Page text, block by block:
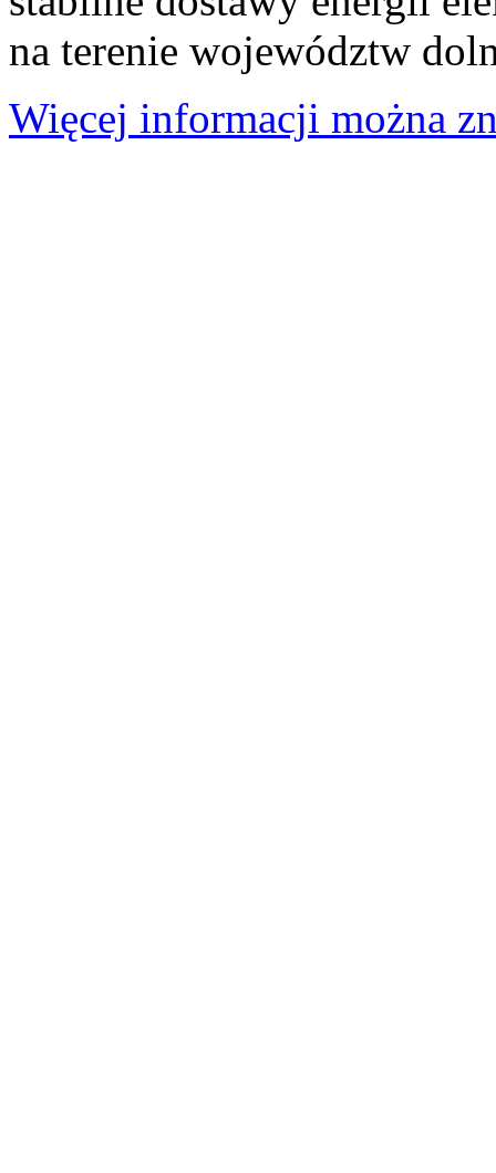
na terenie województw
Więcej informacji można